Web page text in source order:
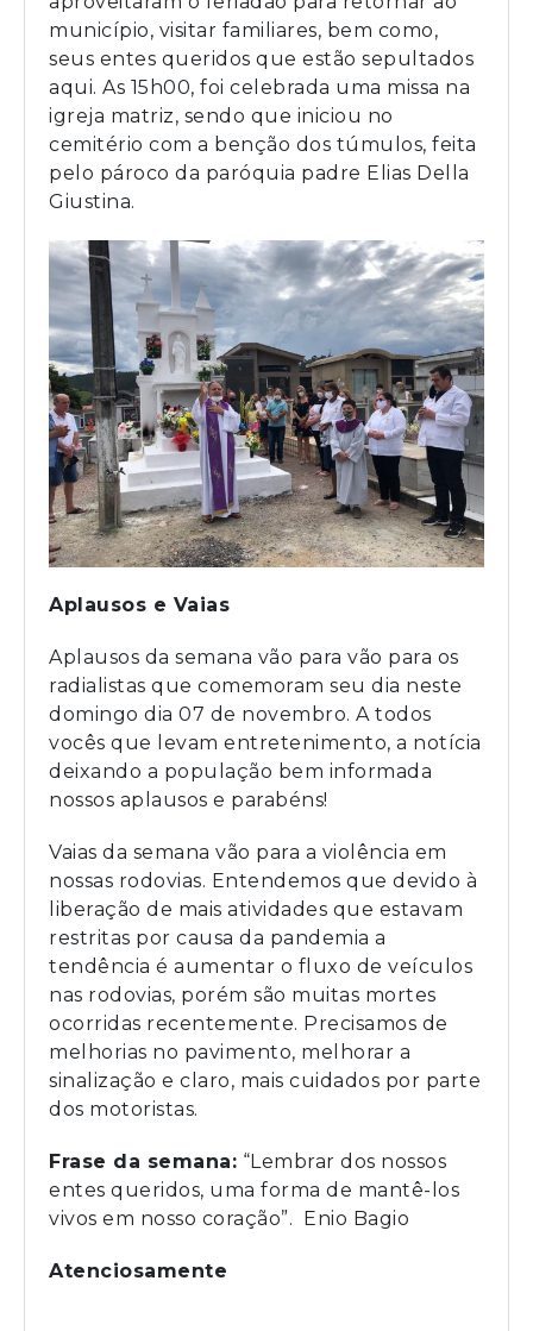
município, visitar familiares, bem como,
seus entes queridos que estão sepultados
aqui. As 15h00, foi celebrada uma missa na
igreja matriz, sendo que iniciou no
cemitério com a benção dos túmulos, feita
pelo pároco da paróquia padre Elias Della
Giustina.
Aplausos e Vaias
Aplausos da semana vão para vão para os
radialistas que comemoram seu dia neste
domingo dia 07 de novembro. A todos
vocês que levam entretenimento, a notícia
deixando a população bem informada
nossos aplausos e parabéns!
Vaias da semana vão para a violência em
nossas rodovias. Entendemos que devido à
liberação de mais atividades que estavam
restritas por causa da pandemia a
tendência é aumentar o fluxo de veículos
nas rodovias, porém são muitas mortes
ocorridas recentemente. Precisamos de
melhorias no pavimento, melhorar a
sinalização e claro, mais cuidados por parte
dos motoristas.
Frase da semana: “Lembrar dos nossos
entes queridos, uma forma de mantê-los
vivos em nosso coração”. Enio Bagio
Atenciosamente